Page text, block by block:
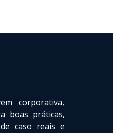
corporativa,
boas práticas,
caso reais e